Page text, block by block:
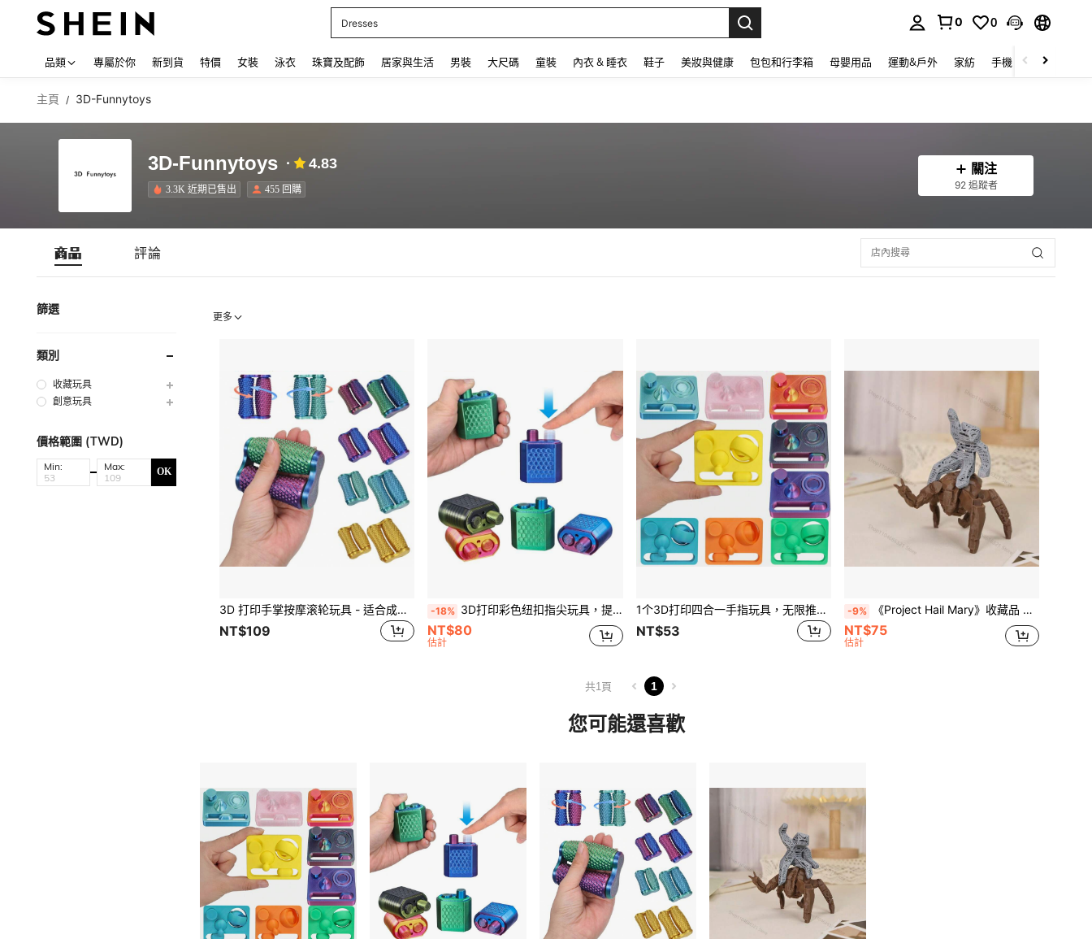
Dresses
0 0
品類 專屬於你 新到貨 特價 女裝 泳衣 珠寶及配飾 居家與生活 男裝 大尺碼 童裝 內衣 & 睡衣 鞋子 美妝與健康 包包和行李箱 母嬰用品 運動&戶外 家紡 手機 & 手機配件
主頁 / 3D-Funnytoys
3D-Funnytoys 4.83
3.3K 近期已售出 455 回購
關注
92 追蹤者
商品 評論
篩選
類別
收藏玩具
創意玩具
價格範圍 (TWD)
Min: Max: OK
更多
3D 打印手掌按摩滚轮玩具 - 适合成人和青少年缓解压力的手部坐立不安玩具，便携式双滚动装置，可缓解焦虑和集中注意力（多色）
NT$109
-18% 3D打印彩色纽扣指尖玩具，提升专注力，青少年创意感官玩具
NT$80
估計
1个3D打印四合一手指玩具，无限推拉玩具，减压魔方玩具，多功能减压玩具
NT$53
-9% 《Project Hail Mary》收藏品 外星人 Rocky 與 Grace 人偶 科幻小說太空裝飾 家用桌面擺飾 粉絲禮物 房間裝飾
NT$75
估計
共1頁 1
您可能還喜歡